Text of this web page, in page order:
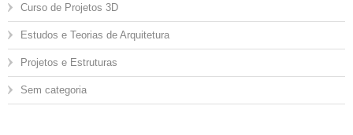
Curso de Projetos 3D
Estudos e Teorias de Arquitetura
Projetos e Estruturas
Sem categoria